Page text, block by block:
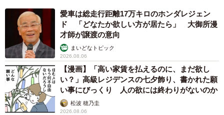
愛車は総走行距離17万キロのホンダレジェン
ド 「どなたか欲しい方が居たら」 大御所漫
才師が譲渡の意向
まいどなトピック
2026.08.06
【漫画】「高い家賃を払えるのに、まだ欲し
い？」高級レジデンスの七夕飾り、書かれた願
い事にびっくり 人の欲には終わりがないのか
松波 穂乃圭
2026.08.06